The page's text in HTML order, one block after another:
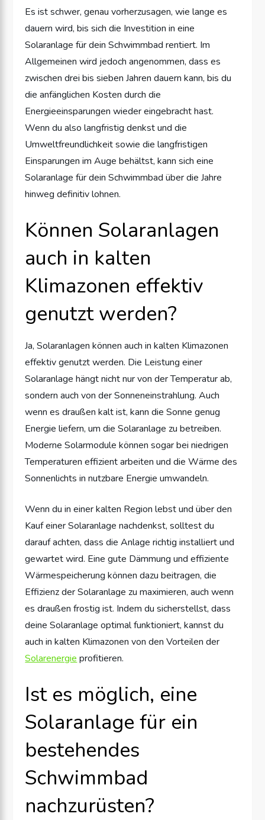
Es ist schwer, genau vorherzusagen, wie lange es
dauern wird, bis sich die Investition in eine
Solaranlage für dein Schwimmbad rentiert. Im
Allgemeinen wird jedoch angenommen, dass es
zwischen drei bis sieben Jahren dauern kann, bis du
die anfänglichen Kosten durch die
Energieeinsparungen wieder eingebracht hast.
Wenn du also langfristig denkst und die
Umweltfreundlichkeit sowie die langfristigen
Einsparungen im Auge behältst, kann sich eine
Solaranlage für dein Schwimmbad über die Jahre
hinweg definitiv lohnen.
Können Solaranlagen
auch in kalten
Klimazonen effektiv
genutzt werden?
Ja, Solaranlagen können auch in kalten Klimazonen
effektiv genutzt werden. Die Leistung einer
Solaranlage hängt nicht nur von der Temperatur ab,
sondern auch von der Sonneneinstrahlung. Auch
wenn es draußen kalt ist, kann die Sonne genug
Energie liefern, um die Solaranlage zu betreiben.
Moderne Solarmodule können sogar bei niedrigen
Temperaturen effizient arbeiten und die Wärme des
Sonnenlichts in nutzbare Energie umwandeln.
Wenn du in einer kalten Region lebst und über den
Kauf einer Solaranlage nachdenkst, solltest du
darauf achten, dass die Anlage richtig installiert und
gewartet wird. Eine gute Dämmung und effiziente
Wärmespeicherung können dazu beitragen, die
Effizienz der Solaranlage zu maximieren, auch wenn
es draußen frostig ist. Indem du sicherstellst, dass
deine Solaranlage optimal funktioniert, kannst du
auch in kalten Klimazonen von den Vorteilen der
Solarenergie profitieren.
Ist es möglich, eine
Solaranlage für ein
bestehendes
Schwimmbad
nachzurüsten?